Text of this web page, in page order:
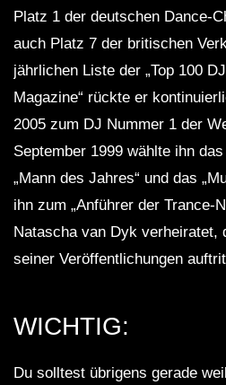
Platz 1 der deutschen Dance-
auch Platz 7 der britischen
jährlichen Liste der „Top 100
Magazine“ rückte er
2005 zum DJ Nummer 1 der
September 1999 wählte ihn
„Mann des Jahres“ und das
ihn zum „Anführer der Trance-
Natascha van Dyk verheiratet,
seiner Veröffentlichungen
WICHTIG:
Du solltest übrigens gerade